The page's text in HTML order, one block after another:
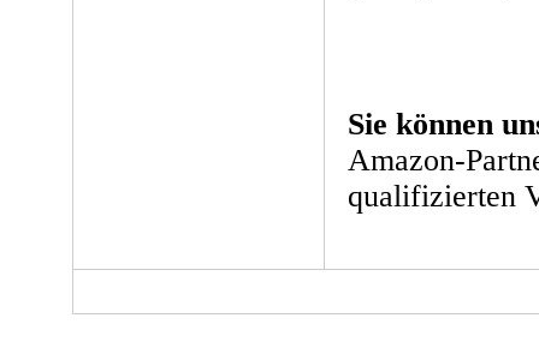
Sie können
Amazon-
qualifizierten